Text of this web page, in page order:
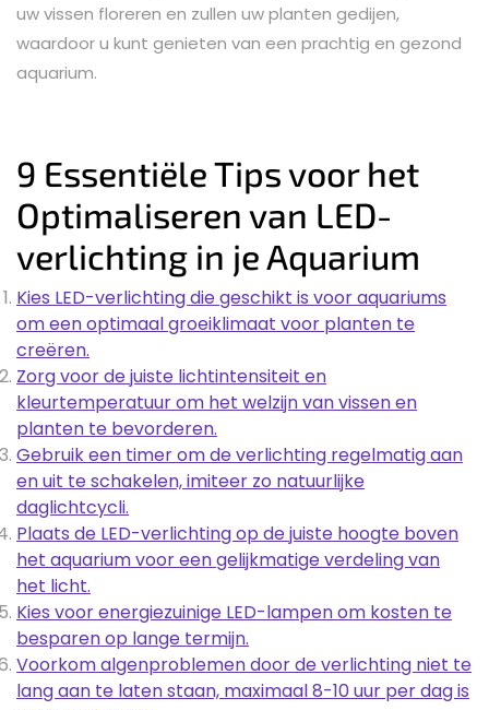
uw vissen floreren en zullen uw planten gedijen,
waardoor u kunt genieten van een prachtig en gezond
aquarium.
9 Essentiële Tips voor het
Optimaliseren van LED-
verlichting in je Aquarium
Kies LED-verlichting die geschikt is voor aquariums
om een optimaal groeiklimaat voor planten te
creëren.
Zorg voor de juiste lichtintensiteit en
kleurtemperatuur om het welzijn van vissen en
planten te bevorderen.
Gebruik een timer om de verlichting regelmatig aan
en uit te schakelen, imiteer zo natuurlijke
daglichtcycli.
Plaats de LED-verlichting op de juiste hoogte boven
het aquarium voor een gelijkmatige verdeling van
het licht.
Kies voor energiezuinige LED-lampen om kosten te
besparen op lange termijn.
Voorkom algenproblemen door de verlichting niet te
lang aan te laten staan, maximaal 8-10 uur per dag is